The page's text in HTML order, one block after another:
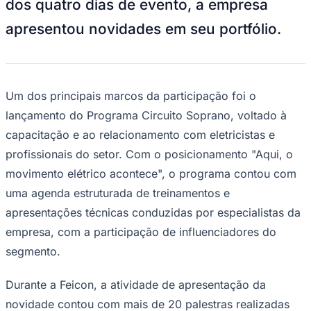
Goiás
Soprano encerra a Feicon 2026
com novidades
ASoprano , especializada no setor de casa
e construção, participou da edição de
2026 da
Feira Internacional da Construção
Civil (Feicon), realizada de 7 a 10 de abril,
em São Paulo (SP), trazendo resultados
positivos em relacionamento, visibilidade e
reconhecimento do mercado. Ao longo
dos quatro dias de evento, a empresa